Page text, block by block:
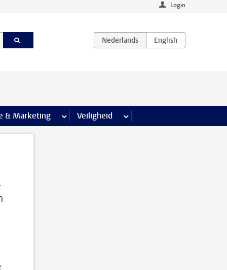
Login
& Marketing meer Communicatie & Marketing pagina’s
Veiligheid meer Veiligheid pagina’s